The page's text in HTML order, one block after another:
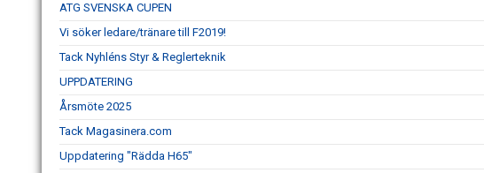
ATG SVENSKA CUPEN
Vi söker ledare/tränare till F2019!
Tack Nyhléns Styr & Reglerteknik
UPPDATERING
Årsmöte 2025
Tack Magasinera.com
Uppdatering "Rädda H65"